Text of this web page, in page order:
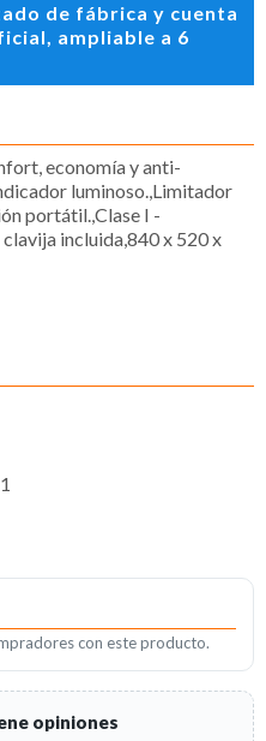
de fábrica y cuenta
ampliable a 6
economía y anti-
luminoso.,Limitador
portátil.,Clase I -
incluida,840 x 520 x
con este producto.
opiniones